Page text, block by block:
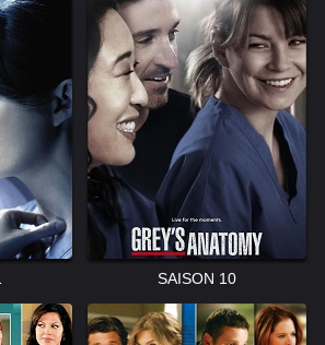
SAISON 10